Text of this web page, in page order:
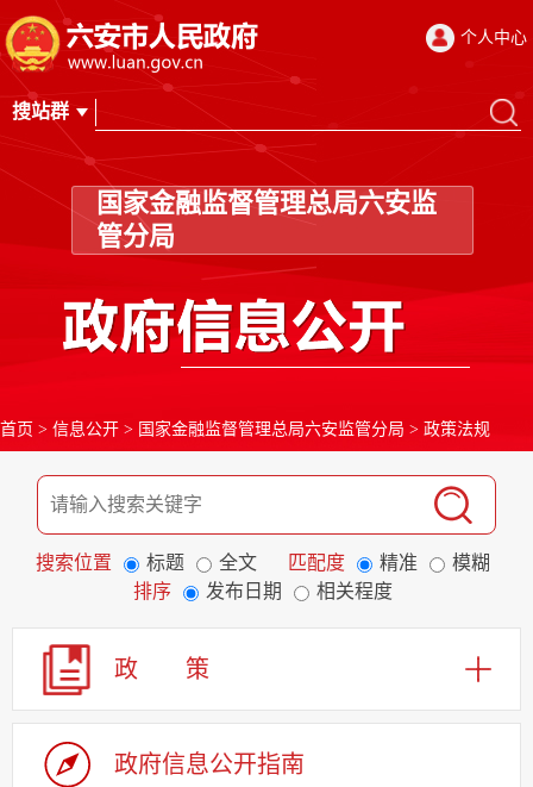
个人中心
国家金融监督管理总局六安监
管分局
首页 > 信息公开 > 国家金融监督管理总局六安监管分局 > 政策法规
搜索位置 标题 全文 匹配度 精准
模糊
排序
发布日期 相关程度
政 策
政府信息公开指南